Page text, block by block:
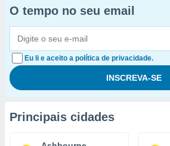
O tempo no seu email
Eu li e aceito a política de privacidade.
Principais cidades